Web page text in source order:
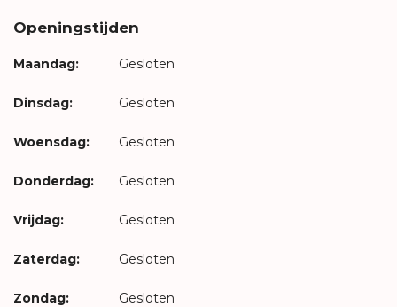
Openingstijden
Maandag: Gesloten
Dinsdag: Gesloten
Woensdag: Gesloten
Donderdag: Gesloten
Vrijdag: Gesloten
Zaterdag: Gesloten
Zondag: Gesloten